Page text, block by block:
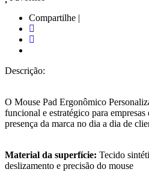
Compartilhe |
Descrição:
O Mouse Pad Ergonômico
funcional e estratégico para empresas
presença da marca no dia a dia de
Material da superfície: Tecido
deslizamento e precisão do mouse